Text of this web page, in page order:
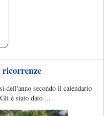
ricorrenze
dell'anno secondo il calendario
è stato dato ...